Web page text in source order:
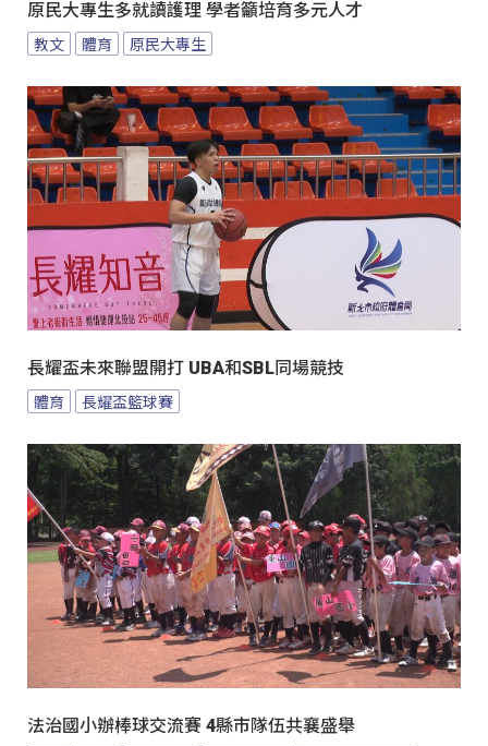
原民大專生多就讀護理 學者籲培育多元人才
教文 體育 原民大專生
長耀盃未來聯盟開打 UBA和SBL同場競技
體育 長耀盃籃球賽
法治國小辦棒球交流賽 4縣市隊伍共襄盛舉